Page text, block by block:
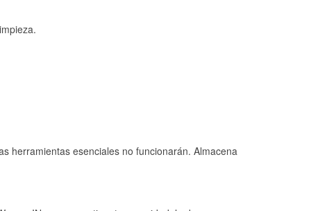
herramientas esenciales no funcionarán. Almacena